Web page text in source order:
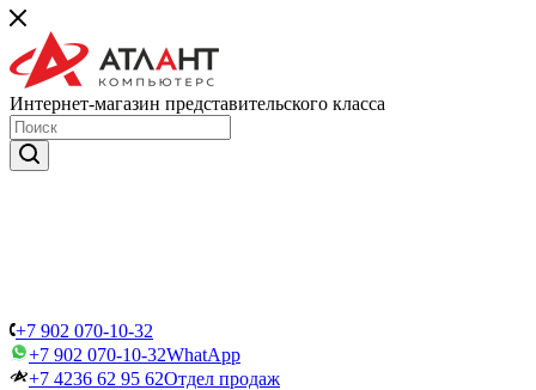
Интернет-магазин представительского класса
+7 902 070-10-32
+7 902 070-10-32WhatApp
+7 4236 62 95 62Отдел продаж